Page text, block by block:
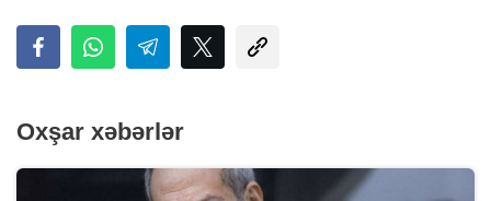
Oxşar xəbərlər